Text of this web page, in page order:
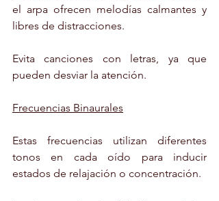
el arpa ofrecen melodías calmantes y
libres de distracciones.
Evita canciones con letras, ya que
pueden desviar la atención.
Frecuencias Binaurales
Estas frecuencias utilizan diferentes
tonos en cada oído para inducir
estados de relajación o concentración.